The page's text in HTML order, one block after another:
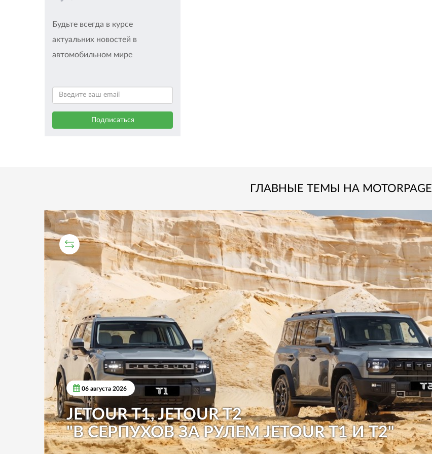
Будьте всегда в курсе
актуальних новостей в
автомобильном мире
ГЛАВНЫЕ ТЕМЫ НА MOTORPAGE
СРАВНИТЕЛЬНЫЙ ТЕСТ
06 августа 2026
JETOUR T1, JETOUR T2
"В СЕРПУХОВ ЗА РУЛЕМ JETOUR T1 И T2"